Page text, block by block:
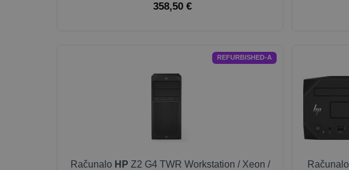
358,50 €
REFURBISHED-A
Računalo HP Z2 G4 TWR Workstation / Xeon /
Računalo